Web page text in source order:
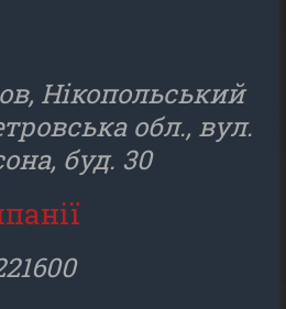
Нікопольський
обл., вул.
буд. 30